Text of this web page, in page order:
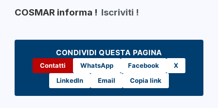
COSMAR informa ! Iscriviti !
CONDIVIDI QUESTA PAGINA
Contatti WhatsApp Facebook
X
LinkedIn
Email Copia link